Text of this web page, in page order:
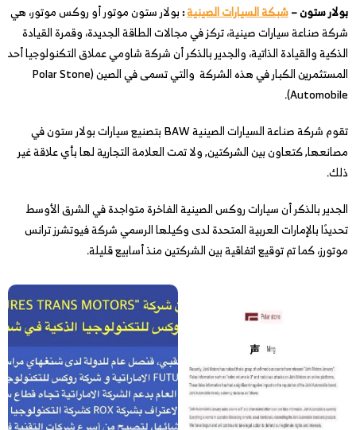
بولار ستون –شبكة السيارات الصينية:بولار ستون موتور أو روكس موتور، هي
شركة صناعة سيارات صينية، تركز في مجالات الطاقة الجديدة، وقمرة القيادة
الذكية والقيادة الذاتية، والجدير بالذكر أن شركة شاومي عملاق التكنولوجيا أحد
المستثمرين الكبار في هذه الشركة والتي تسمى في الصين (Polar Stone
Automobile).
تقوم شركة صناعة السيارات الصينية BAW
بتصنيع سيارات بولار ستون في
مصانعها, كتعاون بين الشركتين, ولا تمت العلامة التجارية لها بأي علاقة غير
ذلك.
الجدير بالذكر أن سيارات روكس الصينية الفاخرة متواجدة في الشرق الأوسط
تحديدًا بالإمارات العربية المتحدة لدى وكيلها الرسمي شركة فيوتشرز ترانس
موتورز، كما تم توقيع اتفاقية بين الشركتين منذ أسابيع قليلة.